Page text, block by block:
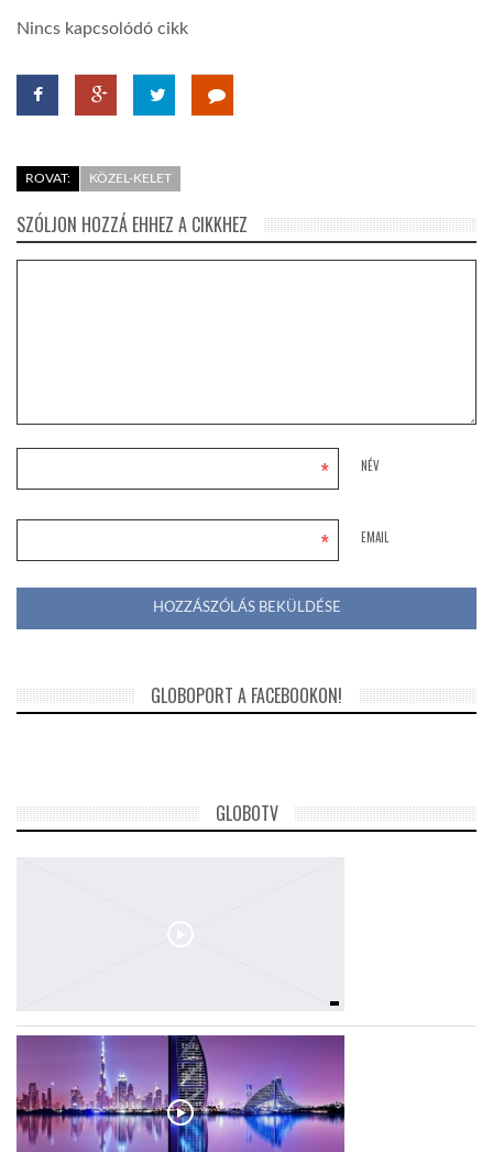
Nincs kapcsolódó cikk
ROVAT: KÖZEL-KELET
SZÓLJON HOZZÁ EHHEZ A CIKKHEZ
NÉV
*
EMAIL
*
GLOBOPORT A FACEBOOKON!
GLOBOTV